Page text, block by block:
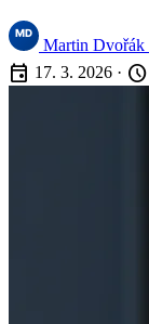
Martin Dvořák
event 17. 3. 2026 · schedule